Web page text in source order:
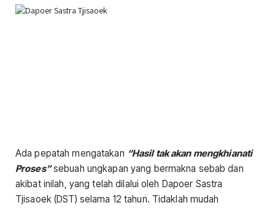
Ada pepatah mengatakan “Hasil tak akan mengkhianati
Proses”sebuah ungkapan yang bermakna sebab dan
akibat inilah, yang telah dilalui oleh Dapoer Sastra
Tjisaoek (DST) selama 12 tahun. Tidaklah mudah